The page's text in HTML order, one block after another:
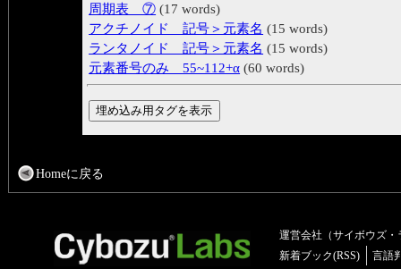
周期表 ⑦ (17 words)
アクチノイド 記号＞元素名 (15 words)
ランタノイド 記号＞元素名 (15 words)
元素番号のみ 55~112+α (60 words)
Homeに戻る
運営会社（サイボウズ・
新着ブック(RSS)
言語